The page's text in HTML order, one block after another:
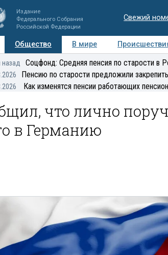
Издание
Федерального Собрания
Российской Федерации
Свежий
Общество В мире
Мнения Регионы Медиацентр
Соцфонд: Средняя пенсия по старости в
Пенсию по старости предложили
Как изменятся пенсии работающих
что лично
в Германию